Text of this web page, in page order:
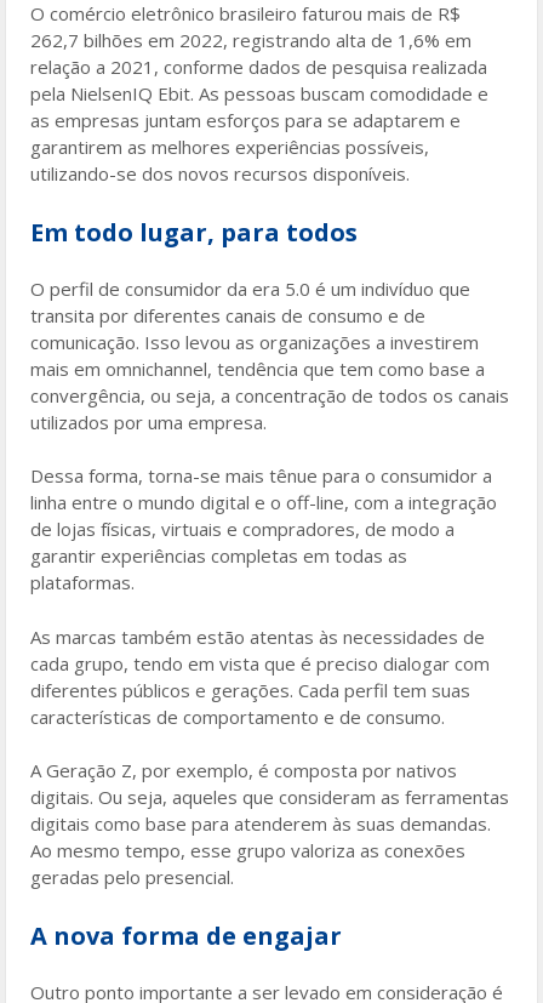
O comércio eletrônico brasileiro faturou mais de R$
262,7 bilhões em 2022, registrando alta de 1,6% em
relação a 2021, conforme dados de pesquisa realizada
pela NielsenIQ Ebit. As pessoas buscam comodidade e
as empresas juntam esforços para se adaptarem e
garantirem as melhores experiências possíveis,
utilizando-se dos novos recursos disponíveis.
Em todo lugar, para todos
O perfil de consumidor da era 5.0 é um indivíduo que
transita por diferentes canais de consumo e de
comunicação. Isso levou as organizações a investirem
mais em omnichannel, tendência que tem como base a
convergência, ou seja, a concentração de todos os canais
utilizados por uma empresa.
Dessa forma, torna-se mais tênue para o consumidor a
linha entre o mundo digital e o off-line, com a integração
de lojas físicas, virtuais e compradores, de modo a
garantir experiências completas em todas as
plataformas.
As marcas também estão atentas às necessidades de
cada grupo, tendo em vista que é preciso dialogar com
diferentes públicos e gerações. Cada perfil tem suas
características de comportamento e de consumo.
A Geração Z, por exemplo, é composta por nativos
digitais. Ou seja, aqueles que consideram as ferramentas
digitais como base para atenderem às suas demandas.
Ao mesmo tempo, esse grupo valoriza as conexões
geradas pelo presencial.
A nova forma de engajar
Outro ponto importante a ser levado em consideração é